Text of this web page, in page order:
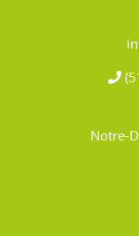
Notre-